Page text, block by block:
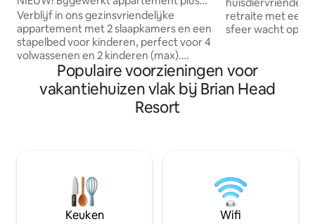
zwembad, spa, fitnessruimte, in de
buurt van lodge
Verblijf in ons gezinsvriendelijke
appartement met 2 slaapkamers en een
stapelbed voor kinderen, perfect voor 4
volwassenen en 2 kinderen (max).
Bijgewerkte keuken en badkamers met
alles wat je nodig hebt voor een
geweldig uitje, of je nu op zoek bent
naar skiën, mountainbiken,
zijn naar een ski-avontuur biedt dit
appartement skiën in en uit
rechtstreeks naar Navajo Lodge.
Perfecte plek voor 1-2 gezinnen om te
retraite met een
sfeer wacht op
comfortabel
Q) en kan
huisvesten met
ruimte om te
avonturen.
max. bezetting 6,
Populaire voorzieningen voor
vakantiehuizen vlak bij Brian Head
Resort
Keuken Wifi